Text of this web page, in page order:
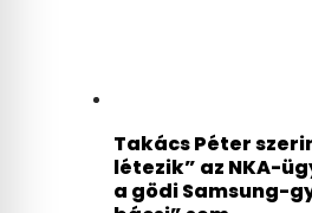
Takács Péter
létezik” az NKA-
a gödi Samsung-